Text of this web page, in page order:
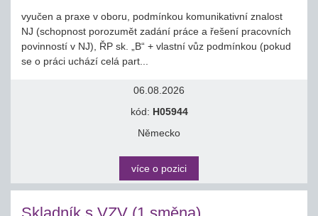
vyučen a praxe v oboru, podmínkou komunikativní znalost
NJ (schopnost porozumět zadání práce a řešení pracovních
povinností v NJ), ŘP sk. „B“ + vlastní vůz podmínkou (pokud
se o práci uchází celá part...
06.08.2026
kód: H05944
Německo
více o pozici